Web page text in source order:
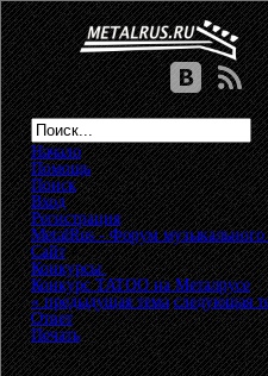
Начало
Помощь
Поиск
Вход
Регистрация
MetalRus - Форум музыкального
Сайт»
Конкурсы»
Конкурс TATOO на Металрусе
« предыдущая тема следующая
Ответ
Печать